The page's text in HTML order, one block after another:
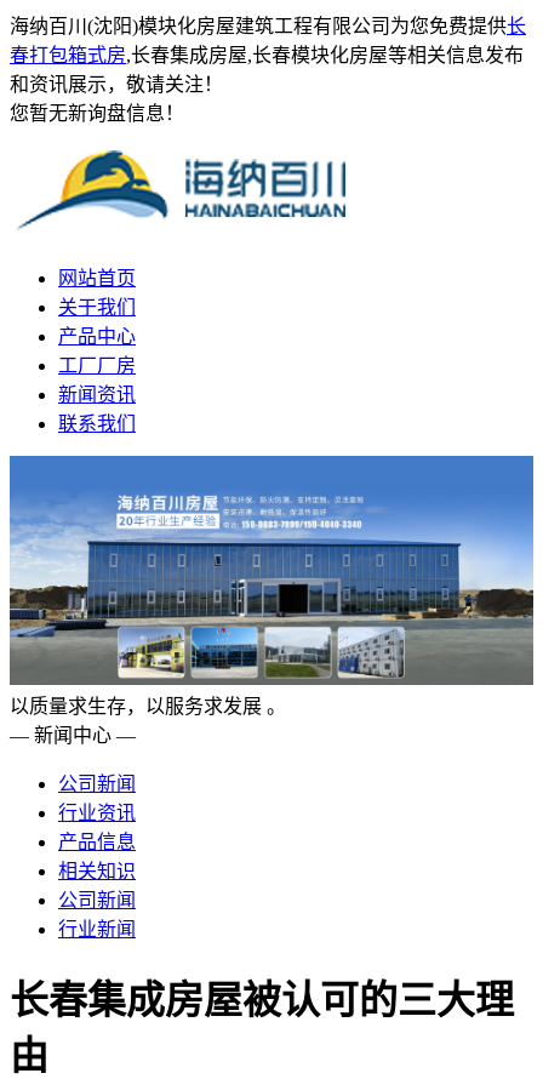
海纳百川(沈阳)模块化房屋建筑工程有限公司为您免费提供长
春打包箱式房,长春集成房屋,长春模块化房屋等相关信息发布
和资讯展示，敬请关注！
您暂无新询盘信息！
网站首页
关于我们
产品中心
工厂厂房
新闻资讯
联系我们
以质量求生存，以服务求发展 。
— 新闻中心 —
公司新闻
行业资讯
产品信息
相关知识
公司新闻
行业新闻
长春集成房屋被认可的三大理
由